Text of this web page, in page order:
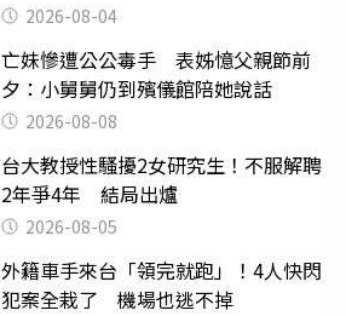
2026-08-04
亡妹慘遭公公毒手 表姊憶父親節前
夕：小舅舅仍到殯儀館陪她說話
2026-08-08
台大教授性騷擾2女研究生！不服解聘
2年爭4年 結局出爐
2026-08-05
外籍車手來台「領完就跑」！4人快閃
犯案全栽了 機場也逃不掉